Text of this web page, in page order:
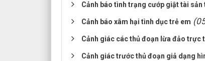
Cảnh báo tình trạng cướp giật tài sản
Cảnh báo xâm hại tình dục trẻ em
Cảnh giác các thủ đoạn lừa đảo trực
Cảnh giác trước thủ đoạn giả dạng